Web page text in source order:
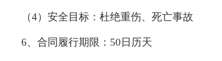
（4）安全目标：杜绝重伤、死亡事故
6、合同履行期限：50日历天